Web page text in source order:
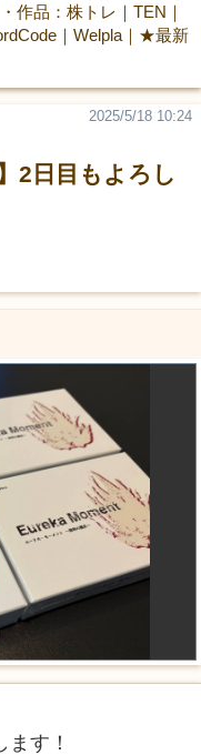
作品：株トレ｜TEN｜
｜Welpla｜★最新
2日目もよろし
2025/5/18 10:24
す！